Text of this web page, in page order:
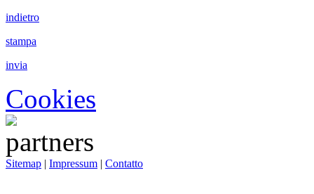
indietro
stampa
invia
Cookies
Sitemap | Impressum | Contatto